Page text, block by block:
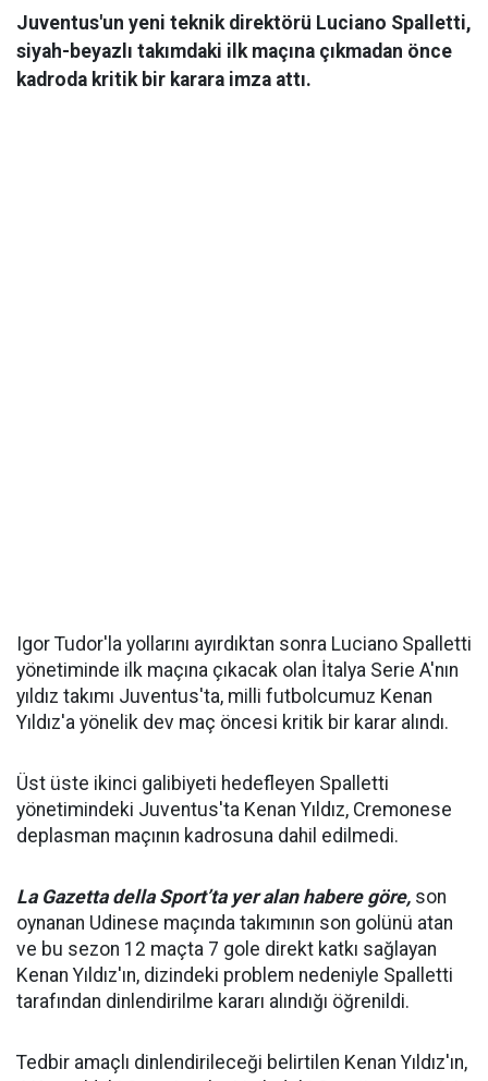
Juventus'un yeni teknik direktörü Luciano Spalletti,
siyah-beyazlı takımdaki ilk maçına çıkmadan önce
kadroda kritik bir karara imza attı.
Igor Tudor'la yollarını ayırdıktan sonra Luciano Spalletti
yönetiminde ilk maçına çıkacak olan İtalya Serie A'nın
yıldız takımı Juventus'ta, milli futbolcumuz Kenan
Yıldız'a yönelik dev maç öncesi kritik bir karar alındı.
Üst üste ikinci galibiyeti hedefleyen Spalletti
yönetimindeki Juventus'ta Kenan Yıldız, Cremonese
deplasman maçının kadrosuna dahil edilmedi.
La Gazetta della Sport’ta yer alan habere göre, son
oynanan Udinese maçında takımının son golünü atan
ve bu sezon 12 maçta 7 gole direkt katkı sağlayan
Kenan Yıldız'ın, dizindeki problem nedeniyle Spalletti
tarafından dinlendirilme kararı alındığı öğrenildi.
Tedbir amaçlı dinlendirileceği belirtilen Kenan Yıldız'ın,